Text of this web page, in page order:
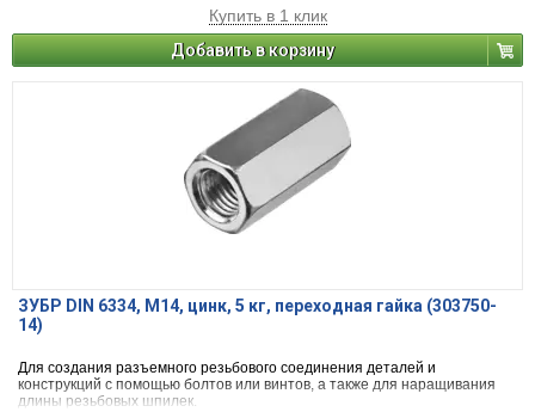
Купить в 1 клик
Добавить в корзину
ЗУБР DIN 6334, M14, цинк, 5 кг, переходная гайка (303750-
14)
Для создания разъемного резьбового соединения деталей и
конструкций с помощью болтов или винтов, а также для наращивания
длины резьбовых шпилек.